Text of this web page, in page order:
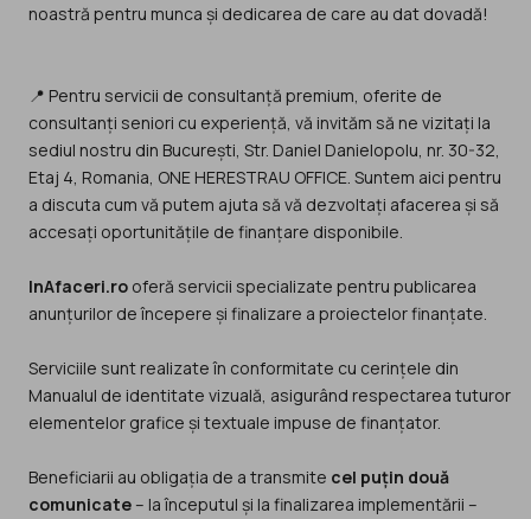
noastră pentru munca și dedicarea de care au dat dovadă!
📍 Pentru servicii de consultanță premium, oferite de
consultanți seniori cu experiență, vă invităm să ne vizitați la
sediul nostru din București, Str. Daniel Danielopolu, nr. 30-32,
Etaj 4, Romania, ONE HERESTRAU OFFICE. Suntem aici pentru
a discuta cum vă putem ajuta să vă dezvoltați afacerea și să
accesați oportunitățile de finanțare disponibile.
InAfaceri.ro oferă servicii specializate pentru publicarea
anunțurilor de începere și finalizare a proiectelor finanțate.
Serviciile sunt realizate în conformitate cu cerințele din
Manualul de identitate vizuală, asigurând respectarea tuturor
elementelor grafice și textuale impuse de finanțator.
Beneficiarii au obligația de a transmite cel puțin două
comunicate – la începutul și la finalizarea implementării –